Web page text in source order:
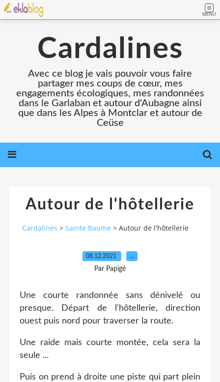
MENU
Cardalines
Avec ce blog je vais pouvoir vous faire
partager mes coups de cœur, mes
engagements écologiques, mes randonnées
dans le Garlaban et autour d'Aubagne ainsi
que dans les Alpes à Montclar et autour de
Ceüse
Autour de l'hôtellerie
Cardalines > Sainte Baume > Autour de l'hôtellerie
08.12.2021 …
Par Papigé
Une courte randonnée sans dénivelé ou
presque. Départ de l'hôtellerie, direction
ouest puis nord pour traverser la route.
Une raide mais courte montée, cela sera la
seule ...
Puis on prend à droite une piste qui part plein